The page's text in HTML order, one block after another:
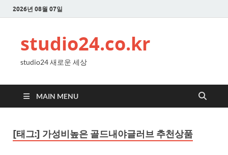
2026년 08월 07일
studio24.co.kr
studio24 새로운 세상
MAIN MENU
[태그:] 가성비높은 골드내야글러브 추천상품